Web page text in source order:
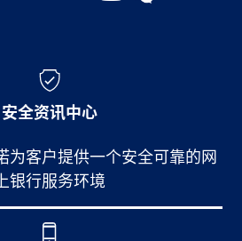
安全资讯中心
为客户提供一个安全可靠的网
上银行服务环境